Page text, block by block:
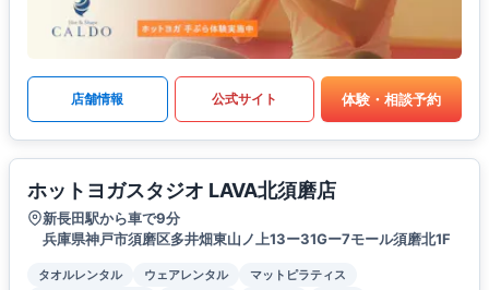
店舗情報 公式サイト 体験・相談予約
ホットヨガスタジオ LAVA北須磨店
新長田駅から車で9分
兵庫県神戸市須磨区多井畑東山ノ上13ー31Gー7モール須磨北1F
タオルレンタル ウェアレンタル
マットピラティス